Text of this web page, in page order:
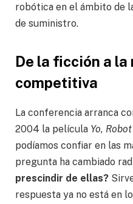
robótica en el ámbito de
de suministro.
De la ficción a la
competitiva
La conferencia arranca
2004 la película Yo, Robot
podíamos confiar en las
pregunta ha cambiado
prescindir de ellas?
respuesta ya no está en